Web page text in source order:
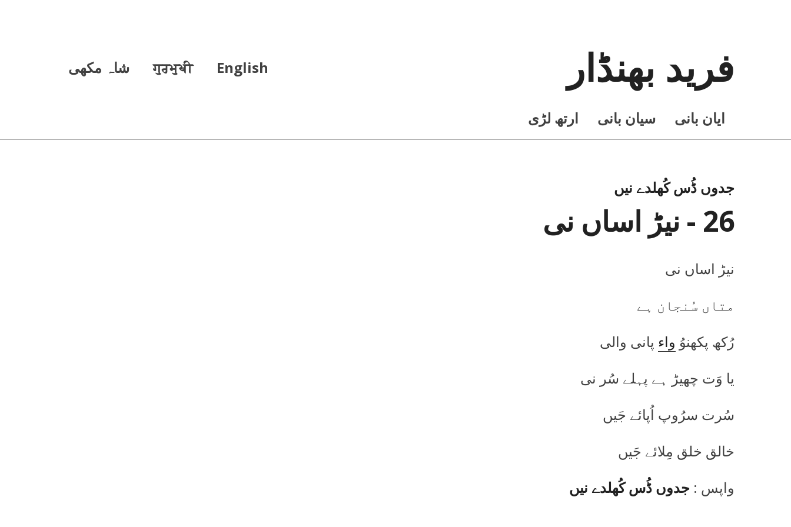
فرید بھنڈار English
ਗੁਰਮੁਖੀ شاہ مکھی
ايان بانی سيان بانی ارتھ لڑی
جدوں ڈُس کُھلدے نیں
26 - نیڑ اساں نی
نیڑ اساں نی
متاں سُنجان ہے
رُکھ پکھنوُ واء پانی والی
یا وَت چھیڑ ہے پہلے سُر نی
سُرت سرُوپ اُپائے جَیں
خالق خلق مِلائے جَیں
واپس : جدوں ڈُس کُھلدے نیں